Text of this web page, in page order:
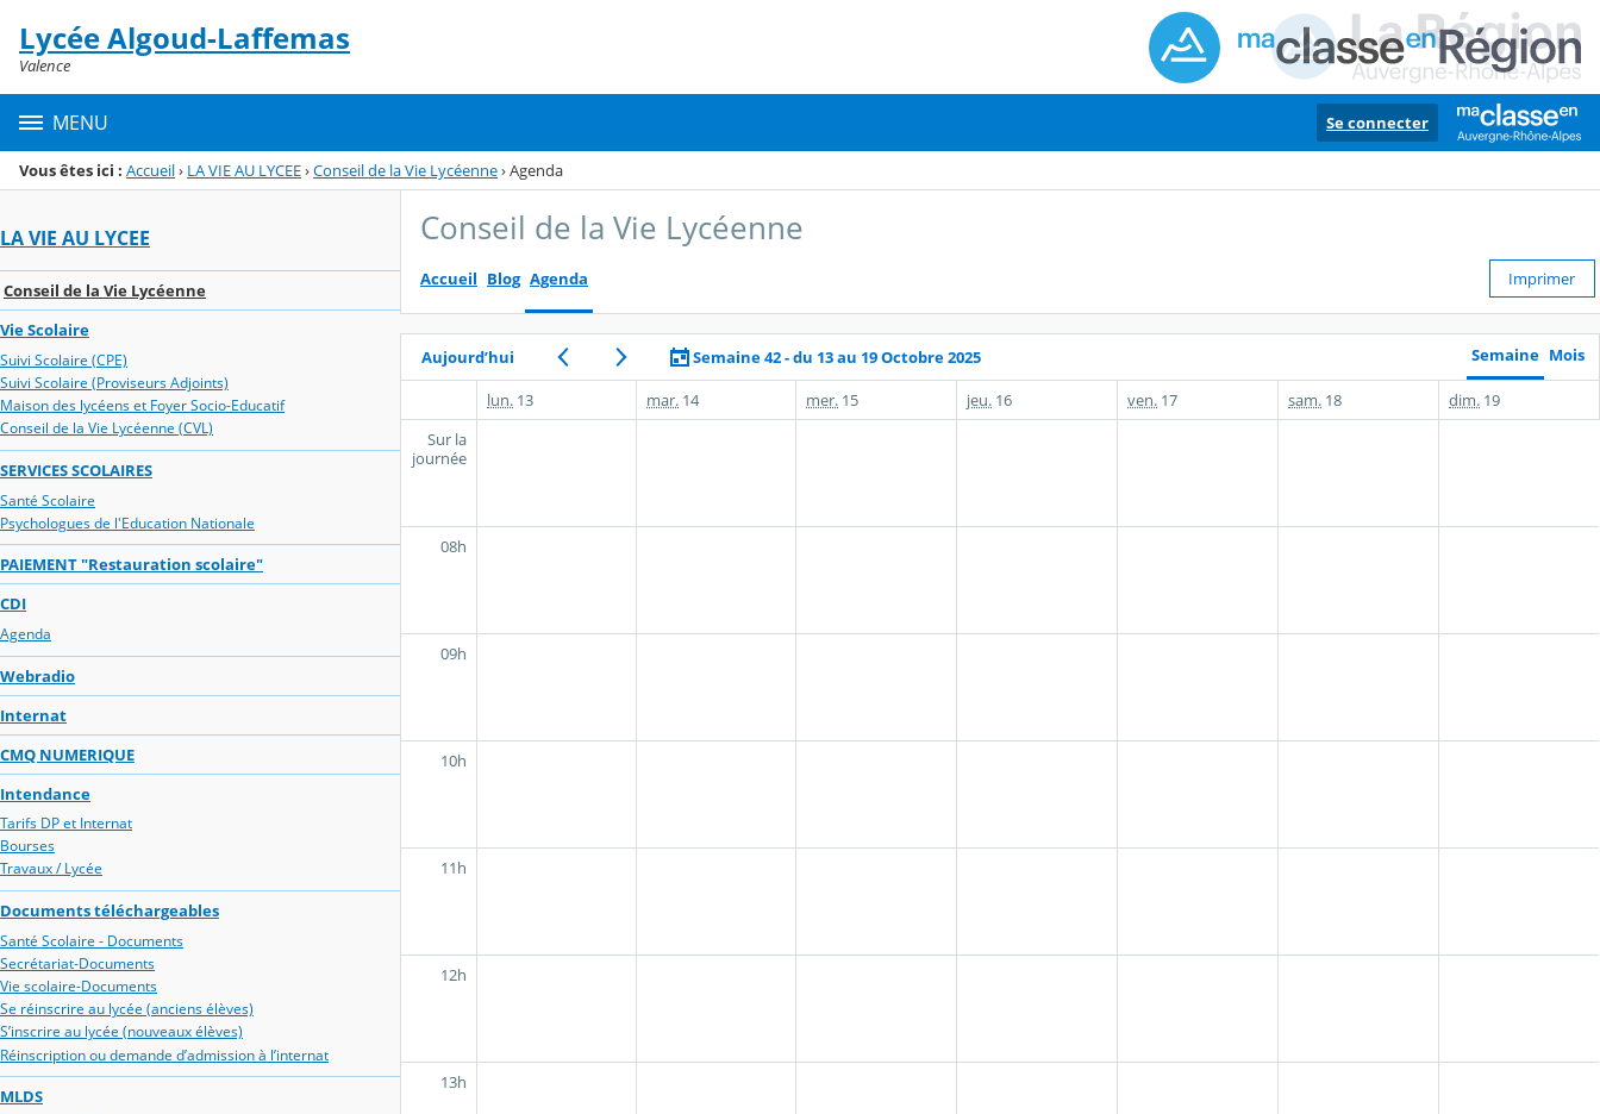
Menu de la rubrique
Contenu
Lycée Algoud-Laffemas
Valence
MENU Se connecter
Vous êtes ici : Accueil› LA VIE AU LYCEE›Conseil de la Vie Lycéenne›Agenda
LA VIE AU LYCEE
Conseil de la Vie Lycéenne
Vie Scolaire
Suivi Scolaire (CPE)
Suivi Scolaire (Proviseurs Adjoints)
Maison des lycéens et Foyer Socio-Educatif
Conseil de la Vie Lycéenne (CVL)
SERVICES SCOLAIRES
Santé Scolaire
Psychologues de l'Education Nationale
PAIEMENT "Restauration scolaire"
CDI
Agenda
Webradio
Internat
CMQ NUMERIQUE
Intendance
Tarifs DP et Internat
Bourses
Travaux / Lycée
Documents téléchargeables
Santé Scolaire - Documents
Secrétariat-Documents
Vie scolaire-Documents
Se réinscrire au lycée (anciens élèves)
S’inscrire au lycée (nouveaux élèves)
Réinscription ou demande d’admission à l’internat
MLDS
Conseil de la Vie Lycéenne
Accueil Blog Agenda Imprimer
Aujourd’hui Semaine 42 - du 13 au 19 Octobre 2025 Semaine Mois
lun. 13 mar. 14 mer. 15 jeu. 16 ven. 17 sam. 18 dim. 19
Sur la
journée
08h
09h
10h
11h
12h
13h